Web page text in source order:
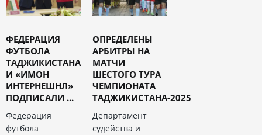
ФЕДЕРАЦИЯ
ФУТБОЛА
ТАДЖИКИСТАНА
И «ИМОН
ИНТЕРНЕШНЛ»
ПОДПИСАЛИ ...
Федерация
футбола
ОПРЕДЕЛЕНЫ
АРБИТРЫ НА
МАТЧИ
ШЕСТОГО ТУРА
ЧЕМПИОНАТА
ТАДЖИКИСТАНА-2025
Департамент
судейства и